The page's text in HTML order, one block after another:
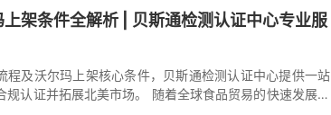
架条件全解析 | 贝斯通检测认证中心专业服
程及沃尔玛上架核心条件，贝斯通检测认证中心提供一站
规认证并拓展北美市场。 随着全球食品贸易的快速发展，